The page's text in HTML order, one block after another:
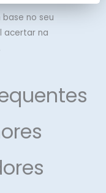
no seu
acertar na